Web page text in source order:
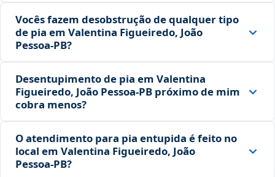
Vocês fazem desobstrução de qualquer tipo
de pia em Valentina Figueiredo, João
Pessoa‑PB?
Desentupimento de pia em Valentina
Figueiredo, João Pessoa‑PB próximo de mim
cobra menos?
O atendimento para pia entupida é feito no
local em Valentina Figueiredo, João
Pessoa‑PB?